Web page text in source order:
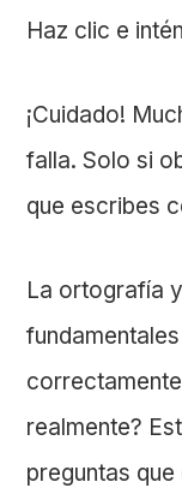
Haz clic e
¡Cuidado!
falla. Solo si
que escribes
La ortografía
realmente?
preguntas